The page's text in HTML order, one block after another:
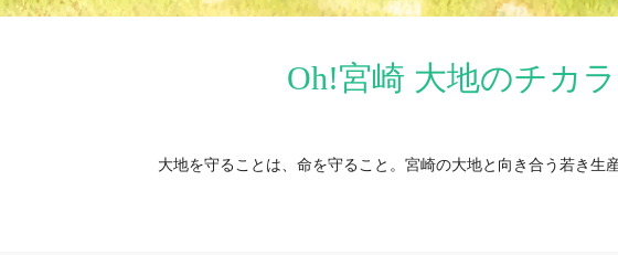
Oh!宮崎 大地のチカラ
大地を守ることは、命を守ること。宮崎の大地と向き合う若き生